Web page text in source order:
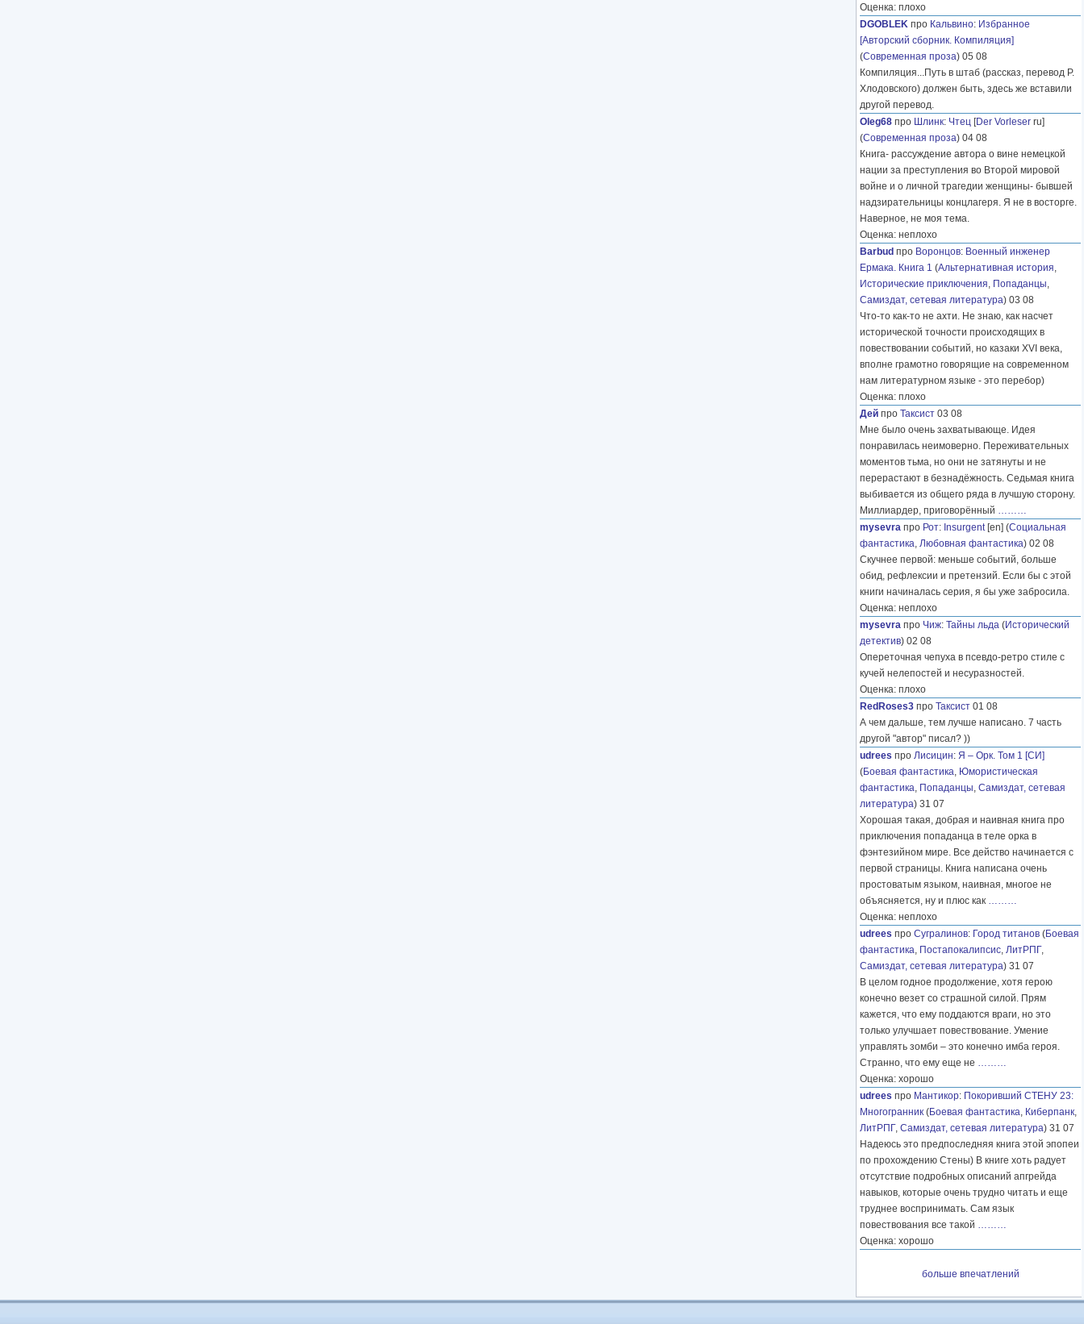
Оценка: плохо
DGOBLEK про Кальвино: Избранное
[Авторский сборник. Компиляция]
(Современная проза) 05 08
Компиляция...Путь в штаб (рассказ, перевод Р.
Хлодовского) должен быть, здесь же вставили
другой перевод.
Oleg68 про Шлинк: Чтец [Der Vorleser ru]
(Современная проза) 04 08
Книга- рассуждение автора о вине немецкой
нации за преступления во Второй мировой
войне и о личной трагедии женщины- бывшей
надзирательницы концлагеря. Я не в восторге.
Наверное, не моя тема.
Оценка: неплохо
Barbud про Воронцов: Военный инженер
Ермака. Книга 1 (Альтернативная история,
Исторические приключения, Попаданцы,
Самиздат, сетевая литература) 03 08
Что-то как-то не ахти. Не знаю, как насчет
исторической точности происходящих в
повествовании событий, но казаки XVI века,
вполне грамотно говорящие на современном
нам литературном языке - это перебор)
Оценка: плохо
Дей про Таксист 03 08
Мне было очень захватывающе. Идея
понравилась неимоверно. Переживательных
моментов тьма, но они не затянуты и не
перерастают в безнадёжность. Седьмая книга
выбивается из общего ряда в лучшую сторону.
Миллиардер, приговорённый ………
mysevra про Рот: Insurgent[en] (Социальная
фантастика, Любовная фантастика) 02 08
Скучнее первой: меньше событий, больше
обид, рефлексии и претензий. Если бы с этой
книги начиналась серия, я бы уже забросила.
Оценка: неплохо
mysevra про Чиж: Тайны льда (Исторический
детектив) 02 08
Опереточная чепуха в псевдо-ретро стиле с
кучей нелепостей и несуразностей.
Оценка: плохо
RedRoses3 про Таксист 01 08
А чем дальше, тем лучше написано. 7 часть
другой "автор" писал? ))
udrees про Лисицин: Я – Орк. Том 1 [СИ]
(Боевая фантастика, Юмористическая
фантастика, Попаданцы, Самиздат, сетевая
литература) 31 07
Хорошая такая, добрая и наивная книга про
приключения попаданца в теле орка в
фэнтезийном мире. Все действо начинается с
первой страницы. Книга написана очень
простоватым языком, наивная, многое не
объясняется, ну и плюс как ………
Оценка: неплохо
udrees про Сугралинов: Город титанов (Боевая
фантастика, Постапокалипсис, ЛитРПГ,
Самиздат, сетевая литература) 31 07
В целом годное продолжение, хотя герою
конечно везет со страшной силой. Прям
кажется, что ему поддаются враги, но это
только улучшает повествование. Умение
управлять зомби – это конечно имба героя.
Странно, что ему еще не ………
Оценка: хорошо
udrees про Мантикор: Покоривший СТЕНУ 23:
Многогранник (Боевая фантастика, Киберпанк,
ЛитРПГ, Самиздат, сетевая литература) 31 07
Надеюсь это предпоследняя книга этой эпопеи
по прохождению Стены) В книге хоть радует
отсутствие подробных описаний апгрейда
навыков, которые очень трудно читать и еще
труднее воспринимать. Сам язык
повествования все такой ………
Оценка: хорошо
больше впечатлений